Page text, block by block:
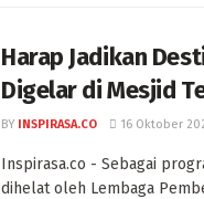
Harap Jadikan
Digelar di Mesjid
BY INSPIRASA.CO 16 Oktober
Inspirasa.co - Sebagai
dihelat oleh Lembaga